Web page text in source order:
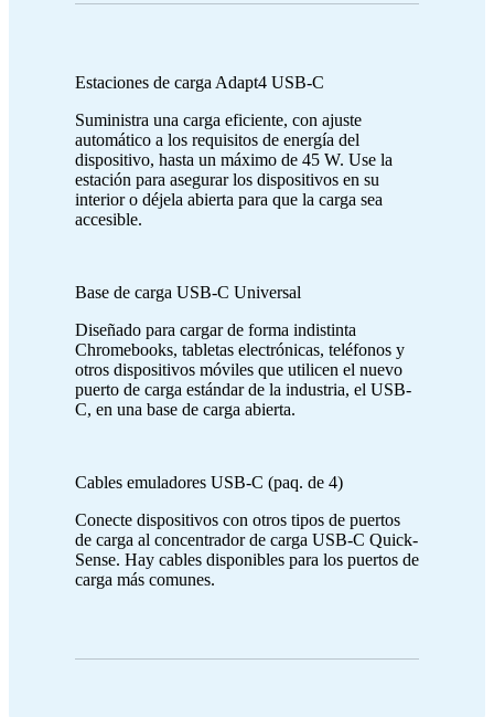
Estaciones de carga Adapt4 USB-C
Suministra una carga eficiente, con ajuste
automático a los requisitos de energía del
dispositivo, hasta un máximo de 45 W. Use la
estación para asegurar los dispositivos en su
interior o déjela abierta para que la carga sea
accesible.
Base de carga USB-C Universal
Diseñado para cargar de forma indistinta
Chromebooks, tabletas electrónicas, teléfonos y
otros dispositivos móviles que utilicen el nuevo
puerto de carga estándar de la industria, el USB-
C, en una base de carga abierta.
Cables emuladores USB-C (paq. de 4)
Conecte dispositivos con otros tipos de puertos
de carga al concentrador de carga USB-C Quick-
Sense. Hay cables disponibles para los puertos de
carga más comunes.